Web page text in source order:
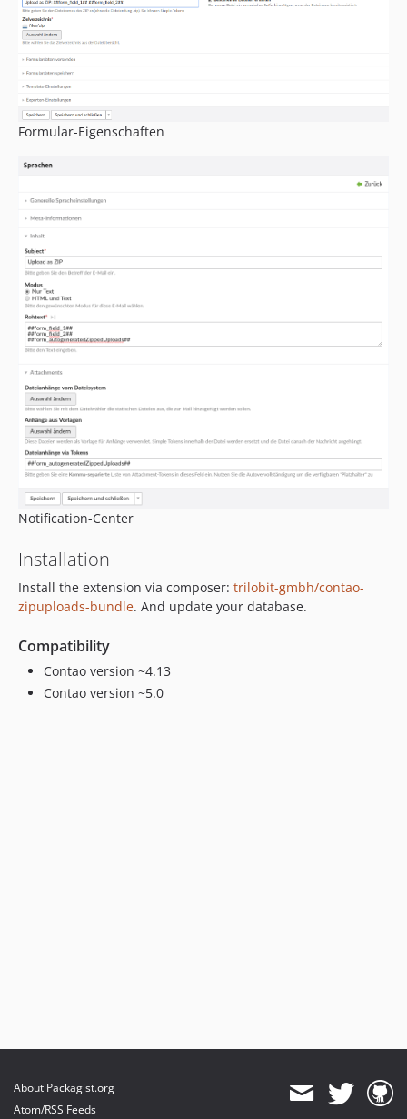
Formular-Eigenschaften
Notification-Center
Installation
Install the extension via composer: trilobit-gmbh/contao-
zipuploads-bundle. And update your database.
Compatibility
Contao version ~4.13
Contao version ~5.0
About Packagist.org
Atom/RSS Feeds